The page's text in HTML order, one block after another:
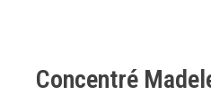
Concentré